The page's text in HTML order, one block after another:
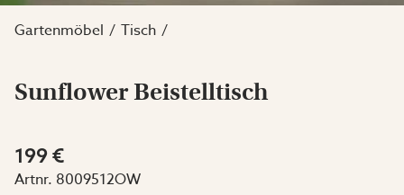
Gartenmöbel Tisch
Sunflower Beistelltisch
199 €
Artnr. 8009512OW